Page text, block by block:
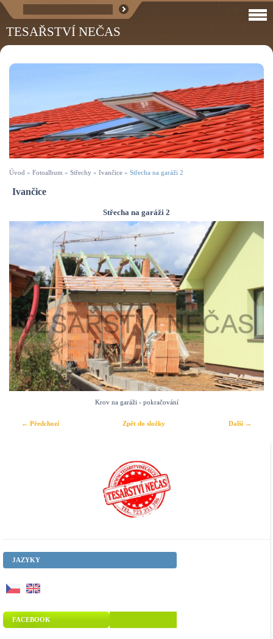
TESAŘSTVÍ NEČAS
Úvod » Fotoalbum » Střechy » Ivančice » Střecha na garáži 2
Ivančice
Střecha na garáži 2
Krov na garáži - pokračování
← Předchozí Další →
Zpět do složky
JAZYKY
FACEBOOK